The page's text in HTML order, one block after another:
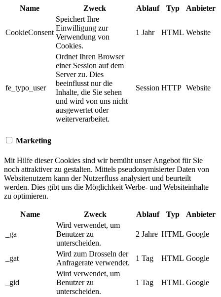
Name Zweck Ablauf Typ Anbieter
CookieConsent
Speichert Ihre
Einwilligung zur
Verwendung von
Cookies.
1 Jahr HTML Website
fe_typo_user
Ordnet Ihren Browser
einer Session auf dem
Server zu. Dies
beeinflusst nur die
Inhalte, die Sie sehen
und wird von uns nicht
ausgewertet oder
weiterverarbeitet.
Session HTTP Website
Marketing
Mit Hilfe dieser Cookies sind wir bemüht unser Angebot für Sie
noch attraktiver zu gestalten. Mittels pseudonymisierter Daten von
Websitenutzern kann der Nutzerfluss analysiert und beurteilt
werden. Dies gibt uns die Möglichkeit Werbe- und Websiteinhalte
zu optimieren.
Name Zweck Ablauf Typ Anbieter
_ga
Wird verwendet, um
Benutzer zu
unterscheiden.
2 Jahre HTML Google
_gat
Wird zum Drosseln der
Anfragerate verwendet.
1 Tag HTML Google
_gid
Wird verwendet, um
Benutzer zu
unterscheiden.
1 Tag HTML Google